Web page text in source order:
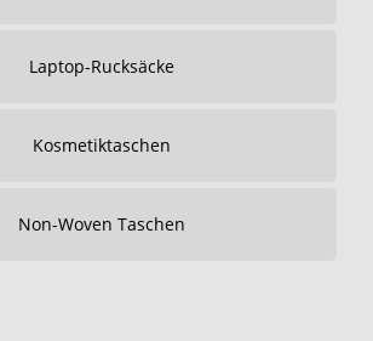
Laptop-Rucksäcke
Kosmetiktaschen
Non-Woven Taschen